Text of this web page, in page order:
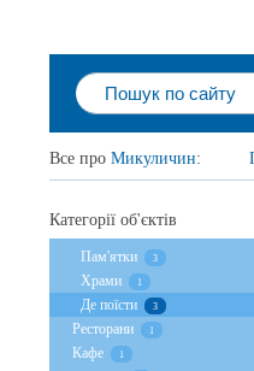
Все про Микуличин:
Категорії об'єктів
Пам'ятки 3
Храми 1
Де поїсти 3
Ресторани 1
Кафе 1